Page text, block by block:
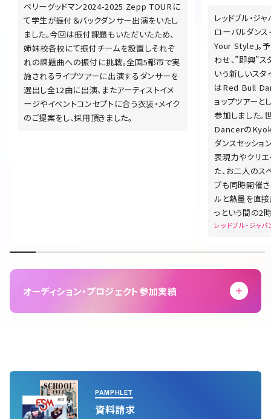
ベリーグッドマン2024-2025 Zepp TOURに
て学生が振付＆バックダンサー出演をいたし
ました。今回は振付課題もいただいたため、
姉妹校各校にて振付チームを設置しそれぞ
れの課題曲への振付に挑戦。全国5都市で実
施されるライブツアーに出演するダンサーを
選出し全12曲に出演、またアーティストイメ
ージやイベントコンセプトに合う衣装・メイク
のご提案をし、採用頂きました。
レッドブル・ジ
ローバルダン
Your Style」。
わせ、”即興”
いう新しいスタ
はRed Bull
ョップツアーと
参加しました
Dancerの
ダンスセッショ
表現力やクリエ
た、お二人のス
プも同時開催
ルと熱量を直接
っという間の2
レッドブル・ジャ
オーディション・プロジェクト参加実績
PAMPHLET
資料請求